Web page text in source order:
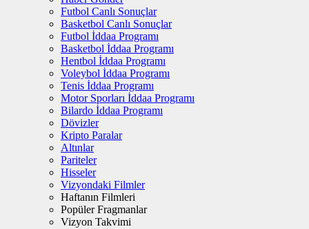
Futbol Canlı Sonuçlar
Basketbol Canlı Sonuçlar
Futbol İddaa Programı
Basketbol İddaa Programı
Hentbol İddaa Programı
Voleybol İddaa Programı
Tenis İddaa Programı
Motor Sporları İddaa Programı
Bilardo İddaa Programı
Dövizler
Kripto Paralar
Altınlar
Pariteler
Hisseler
Vizyondaki Filmler
Haftanın Filmleri
Popüler Fragmanlar
Vizyon Takvimi